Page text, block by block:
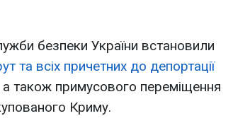
безпеки України встановили
та всіх причетних до депортації
а також примусового переміщення
Криму.